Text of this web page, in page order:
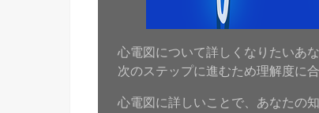
心電図について詳しくなりたいあな
次のステップに進むため理解度に
心電図に詳しいことで、あなたの